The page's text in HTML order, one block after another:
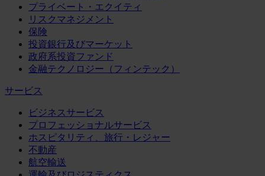
プライベート・エクイティ
リスクマネジメント
保険
投資銀行及びマーケット
政府系投資ファンド
金融テクノロジー（フィンテック）
サービス
ビジネスサービス
プロフェッショナルサービス
ホスピタリティ、旅行・レジャー
不動産
航空輸送